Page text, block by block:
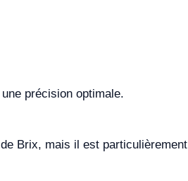
précision optimale.
Brix, mais il est particulièrement